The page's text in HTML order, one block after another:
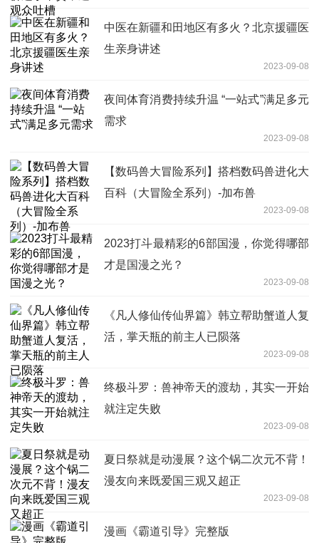
中医在新疆和田地区有多火？北京援疆医
生亲身讲述
2023-09-08
夜间体育消费持续升温 “一站式”满足多元
需求
2023-09-08
【数码兽大冒险系列】搭档数码兽进化大
百科（大冒险全系列）-加布兽
2023-09-08
2023打斗最精彩的6部国漫，你觉得哪部
才是国漫之光？
2023-09-08
《凡人修仙传仙界篇》韩立帮助蟹道人复
活，掌天瓶的前主人已陨落
2023-09-08
终极斗罗：兽神帝天的渡劫，其实一开始
就注定失败
2023-09-08
夏日祭就是动漫展？这个锅二次元不背！
漫友向来既爱国三观又超正
2023-09-08
漫画《霸道引导》完整版